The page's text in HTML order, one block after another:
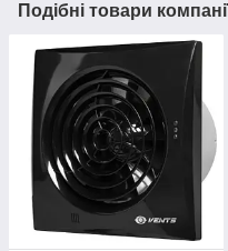
Подібні товари